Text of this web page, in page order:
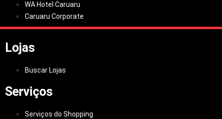
WA Hotel Caruaru
Caruaru Corporate
Lojas
Buscar Lojas
Serviços
Serviços do Shopping